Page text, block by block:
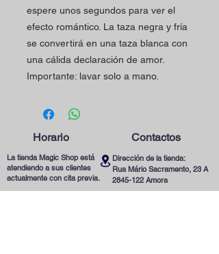
espere unos segundos para ver el
efecto romántico. La taza negra y fría
se convertirá en una taza blanca con
una cálida declaración de amor.
Importante: lavar solo a mano.
Horario
La tienda Magic Shop está
atendiendo a sus clientes
actualmente con cita previa.
Contactos
Dirección de la tienda:
Rua Mário Sacramento, 23 A
2845-122 Amora